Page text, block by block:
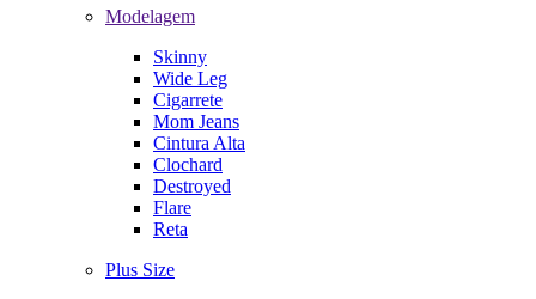
Modelagem
Skinny
Wide Leg
Cigarrete
Mom Jeans
Cintura Alta
Clochard
Destroyed
Flare
Reta
Plus Size